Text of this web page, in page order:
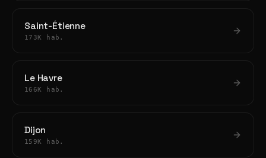
Saint-Étienne
173K hab.
Le Havre
166K hab.
Dijon
159K hab.